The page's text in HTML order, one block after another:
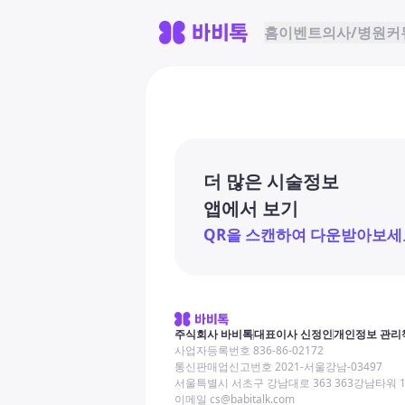
홈이벤트의사/병원커
더 많은 시술정보
앱에서 보기
QR을 스캔하여 다운받아보세
주식회사 바비톡대표이사 신정인개인정보 관리
사업자등록번호 836-86-02172
통신판매업신고번호 2021-서울강남-03497
서울특별시 서초구 강남대로 363 363강남타워
이메일 cs@babitalk.com